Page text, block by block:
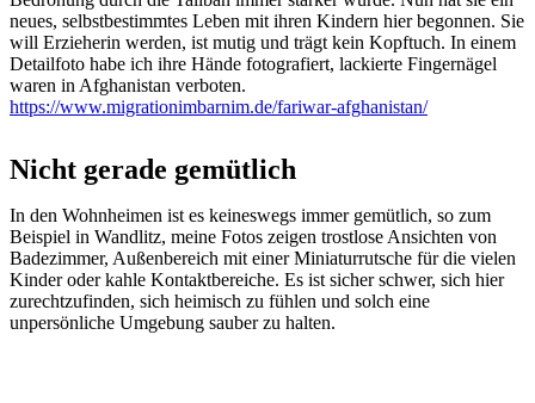
neues, selbstbestimmtes Leben mit ihren Kindern hier begonnen. Sie
will Erzieherin werden, ist mutig und trägt kein Kopftuch. In einem
Detailfoto habe ich ihre Hände fotografiert, lackierte Fingernägel
waren in Afghanistan verboten.
https://www.migrationimbarnim.de/fariwar-afghanistan/
Nicht gerade gemütlich
In den Wohnheimen ist es keineswegs immer gemütlich, so zum
Beispiel in Wandlitz, meine Fotos zeigen trostlose Ansichten von
Badezimmer, Außenbereich mit einer Miniaturrutsche für die vielen
Kinder oder kahle Kontaktbereiche. Es ist sicher schwer, sich hier
zurechtzufinden, sich heimisch zu fühlen und solch eine
unpersönliche Umgebung sauber zu halten.